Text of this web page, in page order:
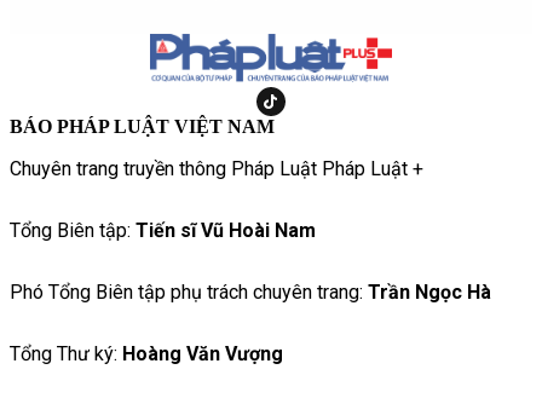
BÁO PHÁP LUẬT VIỆT NAM
Chuyên trang truyền thông Pháp Luật Pháp Luật +
Tổng Biên tập: Tiến sĩ Vũ Hoài Nam
Phó Tổng Biên tập phụ trách chuyên trang: Trần Ngọc Hà
Tổng Thư ký: Hoàng Văn Vượng